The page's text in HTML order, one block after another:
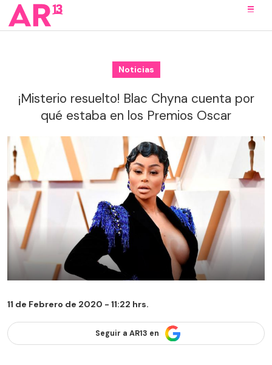
Noticias
¡Misterio resuelto! Blac Chyna cuenta por
qué estaba en los Premios Oscar
11 de Febrero de 2020 - 11:22 hrs.
Seguir a AR13 en